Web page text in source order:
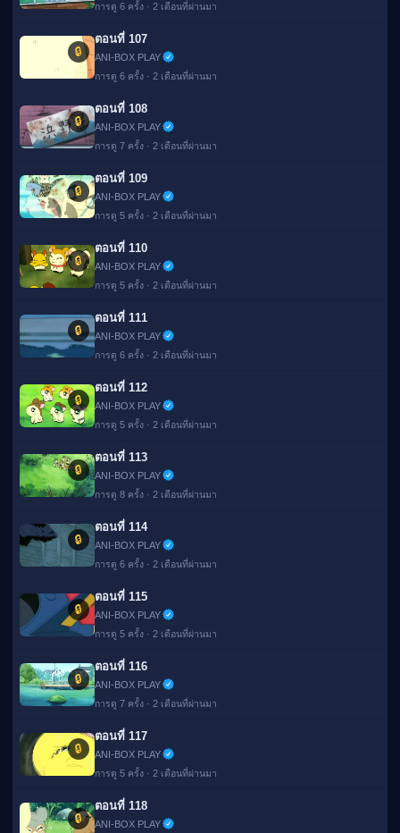
การดู 6 ครั้ง · 2 เดือนที่ผ่านมา
🔒
ตอนที่ 107
ANI-BOX PLAY
การดู 6 ครั้ง · 2 เดือนที่ผ่านมา
🔒
ตอนที่ 108
ANI-BOX PLAY
การดู 7 ครั้ง · 2 เดือนที่ผ่านมา
🔒
ตอนที่ 109
ANI-BOX PLAY
การดู 5 ครั้ง · 2 เดือนที่ผ่านมา
🔒
ตอนที่ 110
ANI-BOX PLAY
การดู 5 ครั้ง · 2 เดือนที่ผ่านมา
🔒
ตอนที่ 111
ANI-BOX PLAY
การดู 6 ครั้ง · 2 เดือนที่ผ่านมา
🔒
ตอนที่ 112
ANI-BOX PLAY
การดู 5 ครั้ง · 2 เดือนที่ผ่านมา
🔒
ตอนที่ 113
ANI-BOX PLAY
การดู 8 ครั้ง · 2 เดือนที่ผ่านมา
🔒
ตอนที่ 114
ANI-BOX PLAY
การดู 6 ครั้ง · 2 เดือนที่ผ่านมา
🔒
ตอนที่ 115
ANI-BOX PLAY
การดู 5 ครั้ง · 2 เดือนที่ผ่านมา
🔒
ตอนที่ 116
ANI-BOX PLAY
การดู 7 ครั้ง · 2 เดือนที่ผ่านมา
🔒
ตอนที่ 117
ANI-BOX PLAY
การดู 5 ครั้ง · 2 เดือนที่ผ่านมา
🔒
ตอนที่ 118
ANI-BOX PLAY